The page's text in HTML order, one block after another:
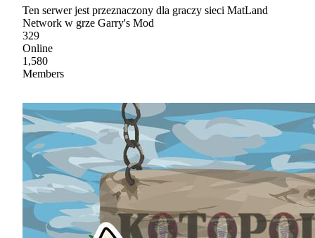
Ten serwer jest przeznaczony dla graczy sieci MatLand
Network w grze Garry's Mod
329
Online
1,580
Members